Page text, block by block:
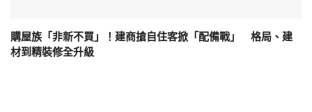
購屋族「非新不買」！建商搶自住客掀「配備戰」 格局、建
材到精裝修全升級